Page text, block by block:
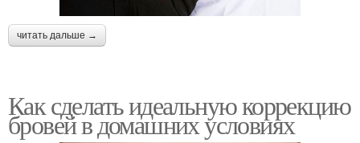
читать дальше →
Как сделать идеальную коррекцию
бровей в домашних условиях